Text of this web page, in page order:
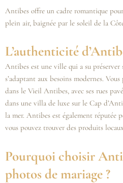
Antibes offre un cadre romantique
plein air, baignée par le soleil de la
L’authenticité
Antibes est une ville qui a su
s’adaptant aux besoins modernes.
dans le Vieil Antibes, avec ses rues
dans une villa de luxe sur le Cap
la mer. Antibes est également réputée
vous pouvez trouver des produits
Pourquoi choisir
photos de mariage ?